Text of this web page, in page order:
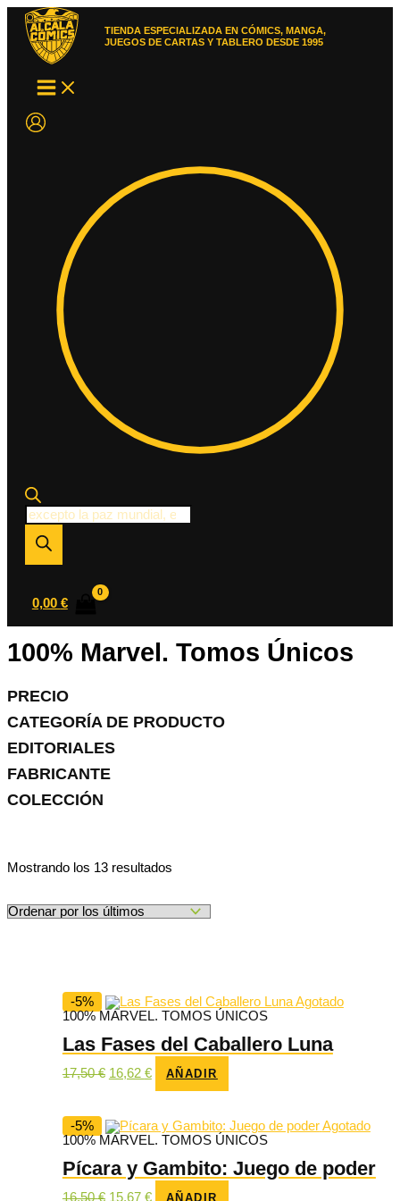
contenido
TIENDA ESPECIALIZADA EN CÓMICS, MANGA,
JUEGOS DE CARTAS Y TABLERO DESDE 1995
Búsqueda
de
productos
0,00 €
100% Marvel. Tomos Únicos
PRECIO
CATEGORÍA DE PRODUCTO
EDITORIALES
FABRICANTE
COLECCIÓN
Mostrando los 13 resultados
últimos
-5%
Agotado
100% MARVEL. TOMOS ÚNICOS
Las Fases del Caballero Luna
17,50€ El
17,50 €.
16,62 €El
16,62 €.
AÑADIR
-5%
Agotado
100% MARVEL. TOMOS ÚNICOS
Pícara y Gambito: Juego de poder
16,50€ El
15,67 €El
AÑADIR